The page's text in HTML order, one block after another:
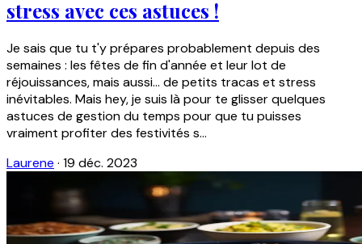
stress avec ces astuces !
Je sais que tu t'y prépares probablement depuis des
semaines : les fêtes de fin d'année et leur lot de
réjouissances, mais aussi... de petits tracas et stress
inévitables. Mais hey, je suis là pour te glisser quelques
astuces de gestion du temps pour que tu puisses
vraiment profiter des festivités s...
Laurene · 19 déc. 2023